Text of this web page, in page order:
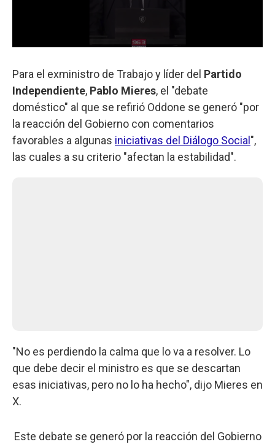
Para el exministro de Trabajo y líder del Partido
Independiente, Pablo Mieres, el "debate
doméstico" al que se refirió Oddone se generó "por
la reacción del Gobierno con comentarios
favorables a algunas iniciativas del Diálogo Social ",
las cuales a su criterio "afectan la estabilidad".
"No es perdiendo la calma que lo va a resolver. Lo
que debe decir el ministro es que se descartan
esas iniciativas, pero no lo ha hecho", dijo Mieres en
X.
Este debate se generó por la reacción del Gobierno